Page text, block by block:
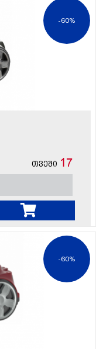
-60%
თვეში 17
-60%